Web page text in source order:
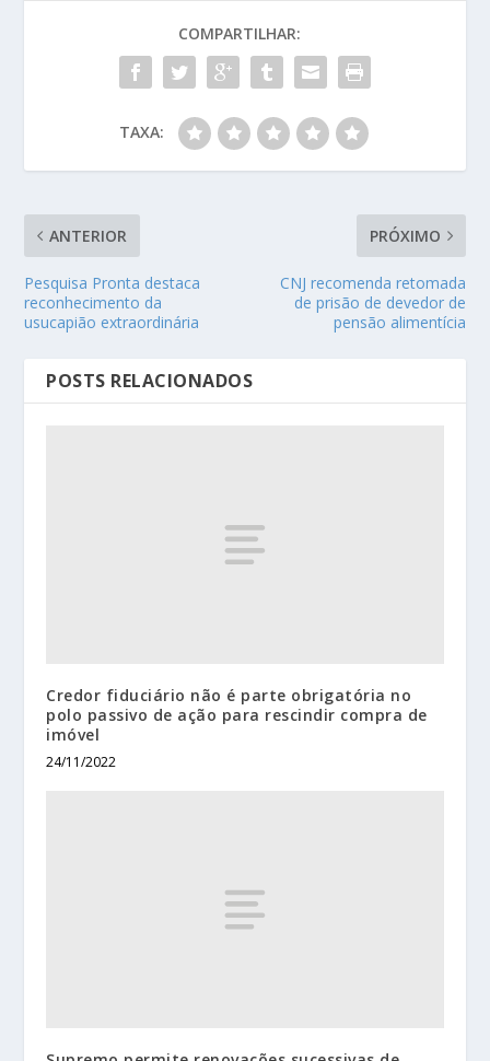
COMPARTILHAR:
TAXA:
ANTERIOR
Pesquisa Pronta destaca
reconhecimento da
usucapião extraordinária
PRÓXIMO
CNJ recomenda retomada
de prisão de devedor de
pensão alimentícia
POSTS RELACIONADOS
Credor fiduciário não é parte obrigatória no
polo passivo de ação para rescindir compra de
imóvel
24/11/2022